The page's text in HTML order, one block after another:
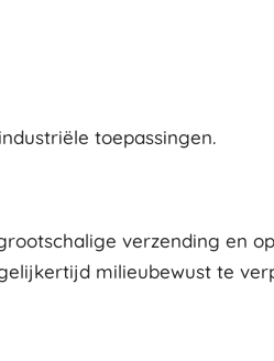
toepassingen.
verzending en
milieubewust te